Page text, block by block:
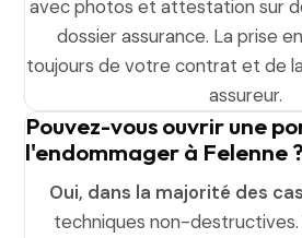
avec photos et attestation sur
dossier assurance. La prise
toujours de votre contrat et de
assureur.
Pouvez-vous ouvrir une
l'endommager à Felenne ?
Oui, dans la majorité des
techniques non-destructives.